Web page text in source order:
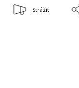
Strážiť